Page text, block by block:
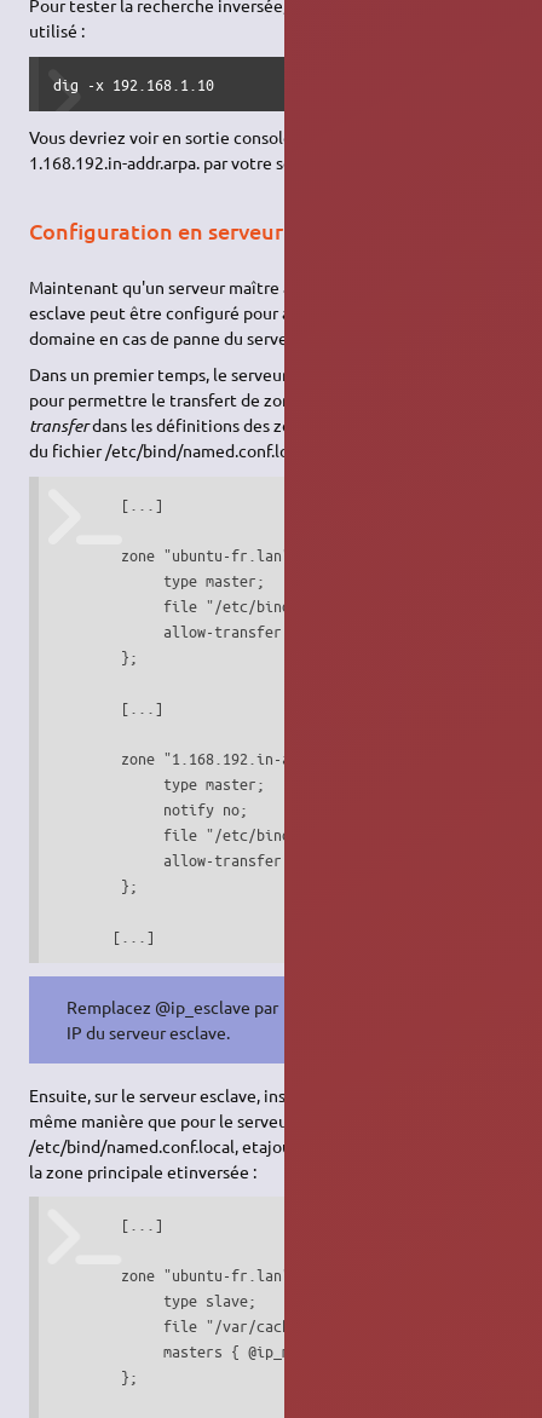
Pour tester la recherche inversée, l'utilitaire dig peut être
utilisé :
dig -x 192.168.1.10
Vous devriez voir en sortie console la résolution de
1.168.192.in-addr.arpa. par votre serveur de nom.
Configuration en serveur esclave
Maintenant qu'un serveur maître a été configuré, un serveur
esclave peut être configuré pour assurer une disponibilité du
domaine en cas de panne du serveur maître.
Dans un premier temps, le serveur maître doit être configuré
pour permettre le transfert de zone. Ajoutez l'option
transferdans les définitions des zones principales etinversées
du fichier /etc/bind/named.conf.local :
        [...]
        zone "ubuntu-fr.lan" {
             type master;
             file "/etc/bind/db.ubuntu-fr.lan";
             allow-transfer { @ip_esclave; };
        };
        [...]
        zone "1.168.192.in-addr.arpa" {
             type master;
             notify no;
             file "/etc/bind/db.192";
             allow-transfer { @ip_esclave; };
        };
       [...]
Remplacez @ip_esclave par l'adresse
IP du serveur esclave.
Ensuite, sur le serveur esclave, installez le package BIND9, de la
même manière que pour le serveur maître. Editez le fichier
/etc/bind/named.conf.local, etajoutez les lignes suivantes pour
la zone principale etinversée :
        [...]
        zone "ubuntu-fr.lan" {
             type slave;
             file "/var/cache/bind/db.ubuntu-fr.lan";
             masters { @ip_maitre; };
        };